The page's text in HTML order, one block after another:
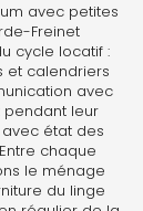
avec petites
Freinet
cycle locatif :
et calendriers
avec
pendant leur
état des
chaque
le ménage
du linge